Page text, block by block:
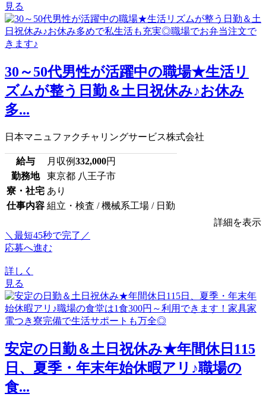
見る
30～50代男性が活躍中の職場★生活リ
ズムが整う日勤＆土日祝休み♪お休み
多...
日本マニュファクチャリングサービス株式会社
給与 月収例332,000円
勤務地
東京都 八王子市
寮・社宅 あり
仕事内容 組立・検査 / 機械系工場 / 日勤
詳細を表示
＼最短45秒で完了／
応募へ進む
詳しく
見る
安定の日勤＆土日祝休み★年間休日115
日、夏季・年末年始休暇アリ♪職場の
食...